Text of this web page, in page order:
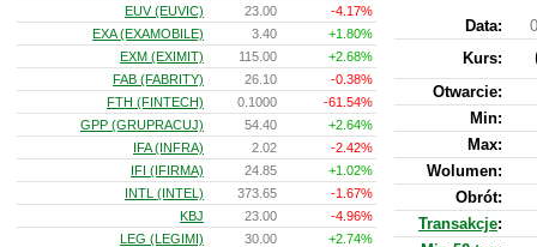
Data:
Kurs:
Otwarcie:
Min:
Max:
Wolumen:
Obrót:
Transakcje:
EUV (EUVIC)
23.00
-4.17%
EXA (EXAMOBILE)
3.40
+1.80%
EXM (EXIMIT)
115.00
+2.68%
FAB (FABRITY)
26.10
-0.38%
FTH (FINTECH)
0.1000
-61.54%
GPP (GRUPRACUJ)
54.40
+2.64%
IFA (INFRA)
2.02
-2.42%
IFI (IFIRMA)
24.85
+1.02%
INTL (INTEL)
373.65
-1.67%
KBJ
23.00
-4.96%
LEG (LEGIMI)
30.00
+2.74%